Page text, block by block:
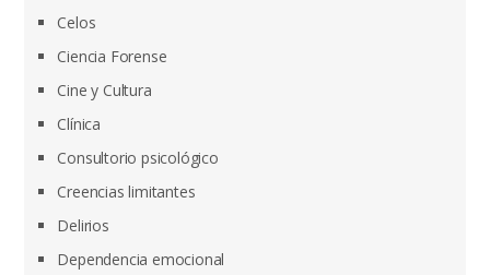
Celos
Ciencia Forense
Cine y Cultura
Clínica
Consultorio psicológico
Creencias limitantes
Delirios
Dependencia emocional